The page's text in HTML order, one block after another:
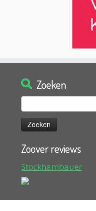
Zoeken
Zoeken
naar:
Zoover reviews
Stockhambauer